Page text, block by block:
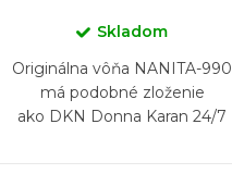
Skladom
Originálna vôňa NANITA-990
má podobné zloženie
ako DKN Donna Karan 24/7